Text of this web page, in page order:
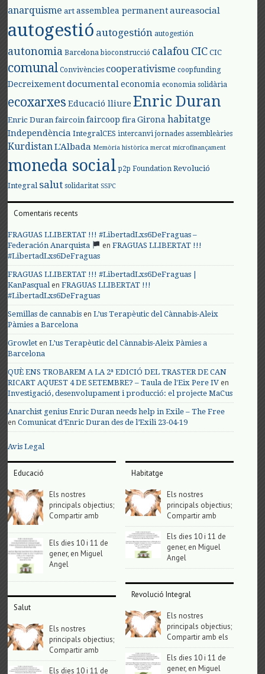
anarquisme art assemblea permanent aureasocial
autogestió autogestión autogestión
autonomia Barcelona bioconstrucció calafou CIC CIC
comunal Convivències cooperativisme coopfunding
Decreixement documental economia economia solidària
ecoxarxes Educació lliure Enric Duran
Enric Duran faircoin faircoop fira Girona habitatge
Independència IntegralCES intercanvi jornades assembleàries
KurdistanL'Albada Memòria històrica mercat microfinançament
moneda social p2p Foundation Revolució
Integral salut solidaritat SSPC
Comentaris recents
FRAGUAS LLIBERTAT !!! #LibertadLxs6DeFraguas –
Federación Anarquista
enFRAGUAS LLIBERTAT !!!
#LibertadLxs6DeFraguas
FRAGUAS LLIBERTAT !!! #LibertadLxs6DeFraguas |
KanPasqualenFRAGUAS LLIBERTAT !!!
#LibertadLxs6DeFraguas
Semillas de cannabis enL’us Terapèutic del Cànnabis-Aleix
Pàmies a Barcelona
Growlet enL’us Terapèutic del Cànnabis-Aleix Pàmies a
Barcelona
QUÈ ENS TROBAREM A LA 2ª EDICIÓ DEL TRASTER DE CAN
RICART AQUEST 4 DE SETEMBRE? – Taula de l'Eix Pere IV en
Investigació, desenvolupament i producció: el projecte MaCus
Anarchist genius Enric Duran needs help in Exile – The Free
enComunicat d’Enric Duran des de l’Exili 23-04-19
Avis Legal
Educació
Els nostres
principals objectius;
Compartir amb
Els dies 10 i 11 de
gener, en Miguel
Angel
Salut
Els nostres
principals objectius;
Compartir amb
Els dies 10 i 11 de
Habitatge
Els nostres
principals objectius;
Compartir amb
Els dies 10 i 11 de
gener, en Miguel
Angel
Revolució Integral
Els nostres
principals objectius;
Compartir amb els
Els dies 10 i 11 de
gener, en Miguel